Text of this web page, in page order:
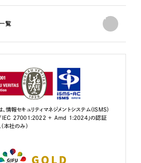
覧
情報セキュリティマネジメントシステム（ISMS）
IEC 27001:2022 + Amd 1:2024」の認証
本社のみ）